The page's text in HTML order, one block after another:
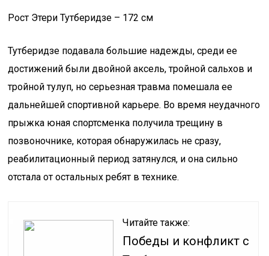
Рост Этери Тутберидзе – 172 см
Тутберидзе подавала большие надежды, среди ее
достижений были двойной аксель, тройной сальхов и
тройной тулуп, но серьезная травма помешала ее
дальнейшей спортивной карьере. Во время неудачного
прыжка юная спортсменка получила трещину в
позвоночнике, которая обнаружилась не сразу,
реабилитационный период затянулся, и она сильно
отстала от остальных ребят в технике.
Читайте также:
Победы и конфликт с